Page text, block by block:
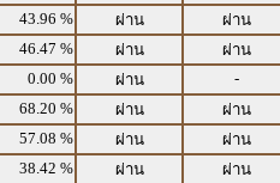
43.96 % ผ่าน ผ่าน
46.47 % ผ่าน ผ่าน
0.00 % ผ่าน -
68.20 % ผ่าน ผ่าน
57.08 % ผ่าน ผ่าน
38.42 % ผ่าน ผ่าน